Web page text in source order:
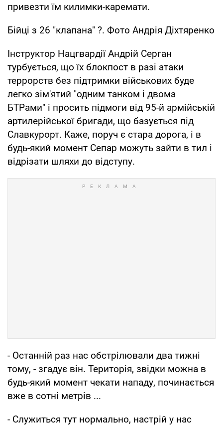
привезти їм килимки-каремати.
Бійці з 26 "клапана" ?. Фото Андрія Діхтяренко
Інструктор Нацгвардії Андрій Серган
турбується, що їх блокпост в разі атаки
террорств без підтримки військових буде
легко зім'ятий "одним танком і двома
БТРами" і просить підмоги від 95-й армійській
артилерійської бригади, що базується під
Славкурорт. Каже, поруч є стара дорога, і в
будь-який момент Сепар можуть зайти в тил і
відрізати шляхи до відступу.
- Останній раз нас обстрілювали два тижні
тому, - згадує він. Територія, звідки можна в
будь-який момент чекати нападу, починається
вже в сотні метрів ...
- Служиться тут нормально, настрій у нас